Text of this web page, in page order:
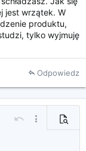
jest wrzątek. W
produktu,
tylko wyjmuję
Odpowiedz
opcji...
CofnijWięcej opcji...
tekstu